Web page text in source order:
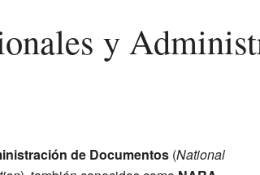
de Documentos(National